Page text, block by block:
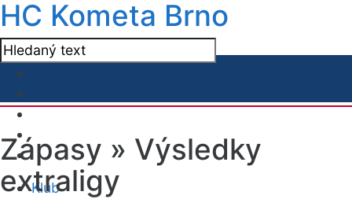
HC Kometa Brno
Klub
Zápasy » Výsledky
extraligy